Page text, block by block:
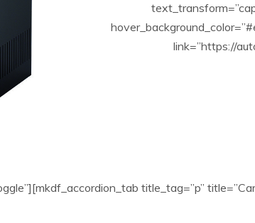
link=”https://
title_tag=”p”